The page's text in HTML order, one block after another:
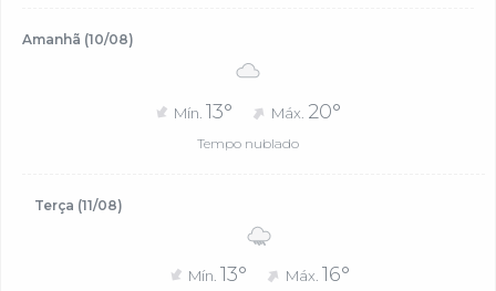
Amanhã (10/08)
Mín. 13° Máx. 20°
Tempo nublado
Terça (11/08)
Mín. 13° Máx. 16°